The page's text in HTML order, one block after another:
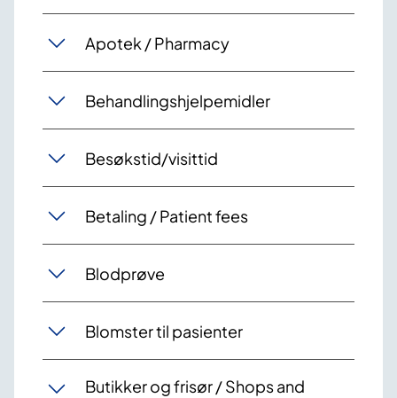
Apotek / Pharmacy
Behandlingshjelpemidler
Besøkstid/visittid
Betaling / Patient fees
Blodprøve
Blomster til pasienter
Butikker og frisør / Shops and